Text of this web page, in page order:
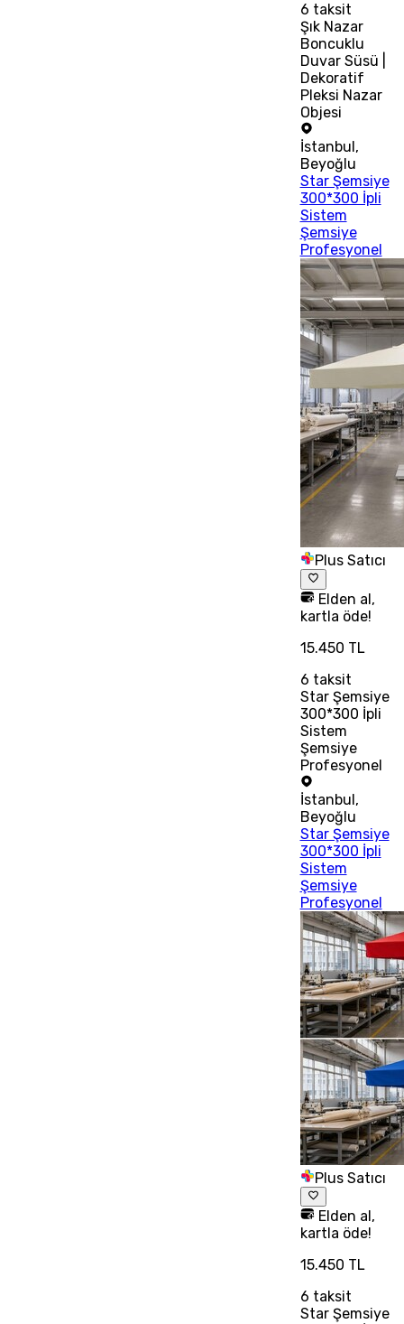
6 taksit
Şık Nazar
Boncuklu
Duvar Süsü |
Dekoratif
Pleksi Nazar
Objesi
İstanbul ,
Beyoğlu
Star Şemsiye
300*300 İpli
Sistem
Şemsiye
Profesyonel
Plus Satıcı
Elden al,
kartla öde!
15.450 TL
6 taksit
Star Şemsiye
300*300 İpli
Sistem
Şemsiye
Profesyonel
İstanbul,
Beyoğlu
Star Şemsiye
300*300 İpli
Sistem
Şemsiye
Profesyonel
Plus Satıcı
Elden al,
kartla öde!
15.450 TL
6 taksit
Star Şemsiye